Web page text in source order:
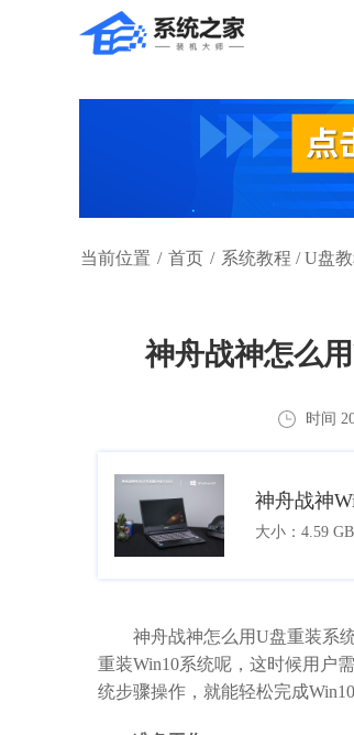
当前位置 / 首页 / 系统教程 /U盘
神舟战神怎么
时间
神舟战神
大小：4.59 GB
神舟战神怎么用U盘重装系统
重装Win10系统呢，这时候用户
统步骤操作，就能轻松完成